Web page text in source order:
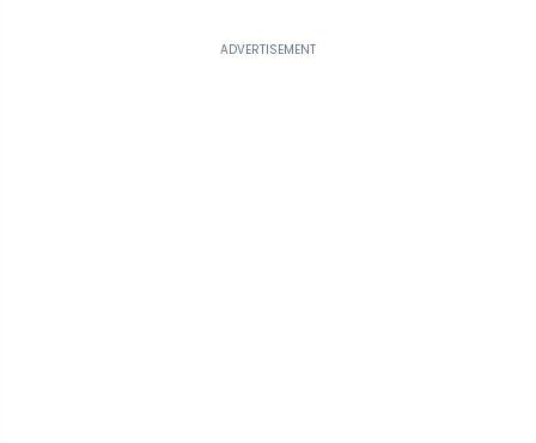
ADVERTISEMENT